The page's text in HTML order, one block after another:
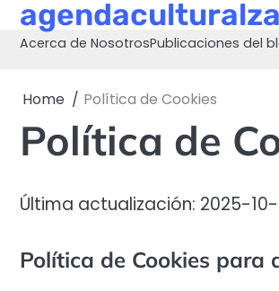
Skip
content
Acerca de NosotrosPublicaciones del
Home Política de Cookies
Política de
Última actualización: 2025-
Política de Cookies para